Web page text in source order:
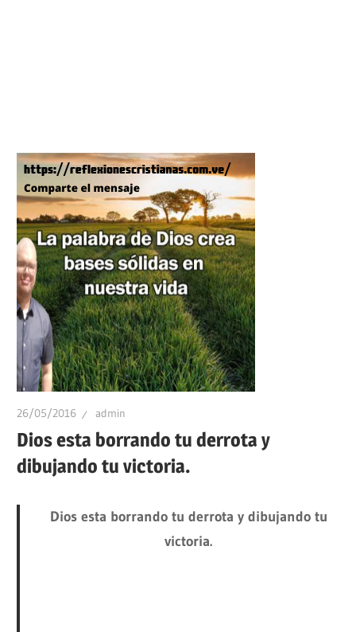
26/05/2016 admin
Dios esta borrando tu derrota y
dibujando tu victoria.
Dios esta borrando tu derrota y dibujando tu
victoria.